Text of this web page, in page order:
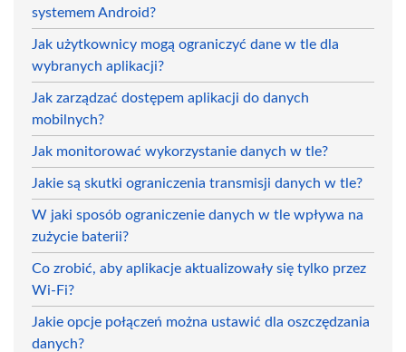
systemem Android?
Jak użytkownicy mogą ograniczyć dane w tle dla
wybranych aplikacji?
Jak zarządzać dostępem aplikacji do danych
mobilnych?
Jak monitorować wykorzystanie danych w tle?
Jakie są skutki ograniczenia transmisji danych w tle?
W jaki sposób ograniczenie danych w tle wpływa na
zużycie baterii?
Co zrobić, aby aplikacje aktualizowały się tylko przez
Wi-Fi?
Jakie opcje połączeń można ustawić dla oszczędzania
danych?